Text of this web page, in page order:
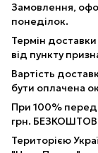
Замовлення,
понеділок.
Термін
від пункту
Вартість
бути оплачена
При 100%
грн.
Територією